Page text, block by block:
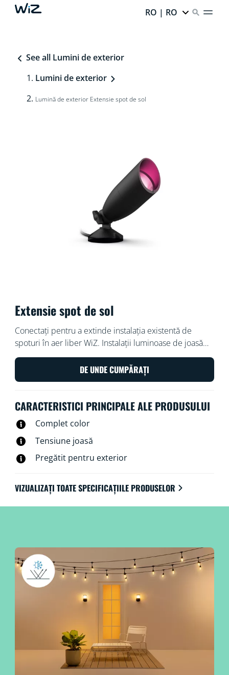
RO | RO
See all Lumini de exterior
Lumini de exterior
Lumină de exterior Extensie spot de sol
Extensie spot de sol
Conectați pentru a extinde instalația existentă de
spoturi în aer liber WiZ. Instalații luminoase de joasă
tensiune sunt ușor și sigur de instalat. Aranjați și
rearanjați cum doriți, fără cablare suplimentară.
Utilizați rețeaua Wi-Fi existentă pentru a controla
DE UNDE CUMPĂRAȚI
CARACTERISTICI PRINCIPALE ALE PRODUSULUI
Complet color
Tensiune joasă
Pregătit pentru exterior
VIZUALIZAȚI TOATE SPECIFICAȚIILE PRODUSELOR